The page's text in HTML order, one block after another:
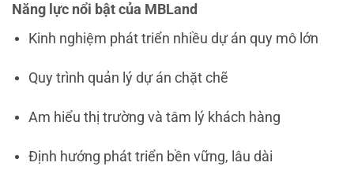
Năng lực nổi bật của MBLand
Kinh nghiệm phát triển nhiều dự án quy mô lớn
Quy trình quản lý dự án chặt chẽ
Am hiểu thị trường và tâm lý khách hàng
Định hướng phát triển bền vững, lâu dài